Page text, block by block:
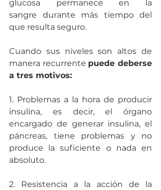
glucosa permanece en la
sangre durante más tiempo del
que resulta seguro.
Cuando sus niveles son altos de
manera recurrente puede deberse
a tres motivos:
1. Problemas a la hora de producir
insulina, es decir, el órgano
encargado de generar insulina, el
páncreas, tiene problemas y no
produce la suficiente o nada en
absoluto.
2. Resistencia a la acción de la